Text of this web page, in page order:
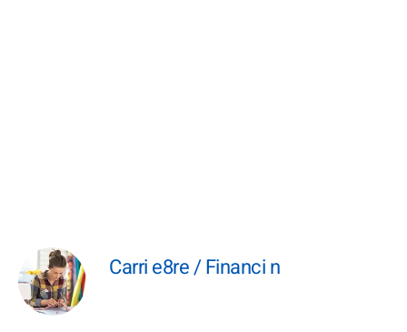
Carri e8re / Financi n